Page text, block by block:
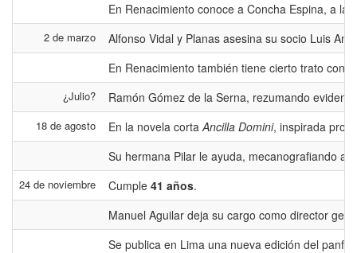
En Renacimiento conoce a Concha Espina, a
2 de marzo
Alfonso Vidal y Planas asesina su socio Luis
En Renacimiento también tiene cierto trato con
¿Julio? Ramón Gómez de la Serna, rezumando
18 de agosto En la novela cortaAncilla Domini, inspirada
Su hermana Pilar le ayuda, mecanografiando a
24 de noviembre Cumple 41 años.
Manuel Aguilar deja su cargo como director
Se publica en Lima una nueva edición del